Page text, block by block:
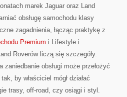
marek Jaguar oraz Land
obsługę samochodu klasy
zagadnienia, łącząc praktykę z
Premium i Lifestyle i
Roverów liczą się szczegóły.
obsługi może przełożyć
by właściciel mógł działać
trasy, off-road, czy osiągi i styl.